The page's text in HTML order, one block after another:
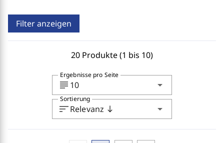
Filter anzeigen
20 Produkte (1 bis 10)
subject 10 arrow_drop_down
Ergebnisse pro Seite
sortRelevanz south arrow_drop_down
Sortierung